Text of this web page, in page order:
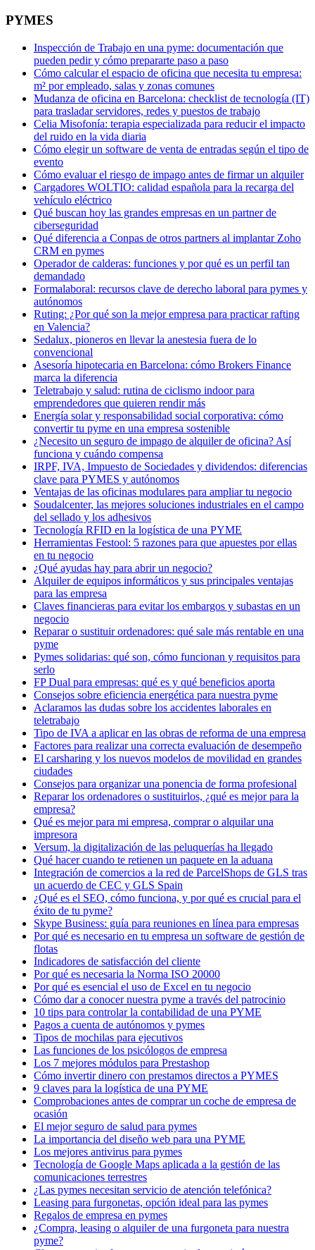
PYMES
Inspección de Trabajo en una pyme: documentación que
pueden pedir y cómo prepararte paso a paso
Cómo calcular el espacio de oficina que necesita tu empresa:
m² por empleado, salas y zonas comunes
Mudanza de oficina en Barcelona: checklist de tecnología (IT)
para trasladar servidores, redes y puestos de trabajo
Celia Misofonía: terapia especializada para reducir el impacto
del ruido en la vida diaria
Cómo elegir un software de venta de entradas según el tipo de
evento
Cómo evaluar el riesgo de impago antes de firmar un alquiler
Cargadores WOLTIO: calidad española para la recarga del
vehículo eléctrico
Qué buscan hoy las grandes empresas en un partner de
ciberseguridad
Qué diferencia a Conpas de otros partners al implantar Zoho
CRM en pymes
Operador de calderas: funciones y por qué es un perfil tan
demandado
Formalaboral: recursos clave de derecho laboral para pymes y
autónomos
Ruting: ¿Por qué son la mejor empresa para practicar rafting
en Valencia?
Sedalux, pioneros en llevar la anestesia fuera de lo
convencional
Asesoría hipotecaria en Barcelona: cómo Brokers Finance
marca la diferencia
Teletrabajo y salud: rutina de ciclismo indoor para
emprendedores que quieren rendir más
Energía solar y responsabilidad social corporativa: cómo
convertir tu pyme en una empresa sostenible
¿Necesito un seguro de impago de alquiler de oficina? Así
funciona y cuándo compensa
IRPF, IVA, Impuesto de Sociedades y dividendos: diferencias
clave para PYMES y autónomos
Ventajas de las oficinas modulares para ampliar tu negocio
Soudalcenter, las mejores soluciones industriales en el campo
del sellado y los adhesivos
Tecnología RFID en la logística de una PYME
Herramientas Festool: 5 razones para que apuestes por ellas
en tu negocio
¿Qué ayudas hay para abrir un negocio?
Alquiler de equipos informáticos y sus principales ventajas
para las empresa
Claves financieras para evitar los embargos y subastas en un
negocio
Reparar o sustituir ordenadores: qué sale más rentable en una
pyme
Pymes solidarias: qué son, cómo funcionan y requisitos para
serlo
FP Dual para empresas: qué es y qué beneficios aporta
Consejos sobre eficiencia energética para nuestra pyme
Aclaramos las dudas sobre los accidentes laborales en
teletrabajo
Tipo de IVA a aplicar en las obras de reforma de una empresa
Factores para realizar una correcta evaluación de desempeño
El carsharing y los nuevos modelos de movilidad en grandes
ciudades
Consejos para organizar una ponencia de forma profesional
Reparar los ordenadores o sustituirlos, ¿qué es mejor para la
empresa?
Qué es mejor para mi empresa, comprar o alquilar una
impresora
Versum, la digitalización de las peluquerías ha llegado
Qué hacer cuando te retienen un paquete en la aduana
Integración de comercios a la red de ParcelShops de GLS tras
un acuerdo de CEC y GLS Spain
¿Qué es el SEO, cómo funciona, y por qué es crucial para el
éxito de tu pyme?
Skype Business: guía para reuniones en línea para empresas
Por qué es necesario en tu empresa un software de gestión de
flotas
Indicadores de satisfacción del cliente
Por qué es necesaria la Norma ISO 20000
Por qué es esencial el uso de Excel en tu negocio
Cómo dar a conocer nuestra pyme a través del patrocinio
10 tips para controlar la contabilidad de una PYME
Pagos a cuenta de autónomos y pymes
Tipos de mochilas para ejecutivos
​Las funciones de los psicólogos de empresa
Los 7 mejores módulos para Prestashop
Cómo invertir dinero con prestamos directos a PYMES
9 claves para la logística de una PYME
Comprobaciones antes de comprar un coche de empresa de
ocasión
El mejor seguro de salud para pymes
La importancia del diseño web para una PYME
Los mejores antivirus para pymes
Tecnología de Google Maps aplicada a la gestión de las
comunicaciones terrestres
¿Las pymes necesitan servicio de atención telefónica?
Leasing para furgonetas, opción ideal para las pymes
Regalos de empresa en pymes
¿Compra, leasing o alquiler de una furgoneta para nuestra
pyme?